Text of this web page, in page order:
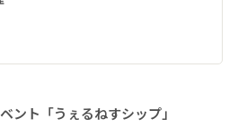
ト「うぇるねすシップ」